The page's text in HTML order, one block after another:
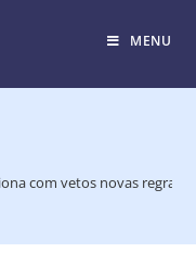
MENU
com vetos novas regras